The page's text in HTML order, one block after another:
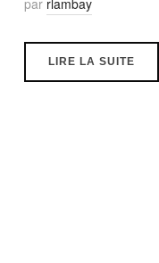
LIRE LA SUITE